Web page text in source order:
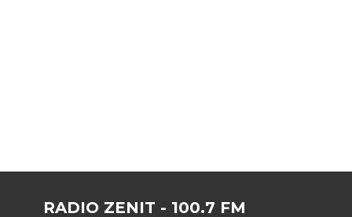
RADIO ZENIT - 100.7 FM